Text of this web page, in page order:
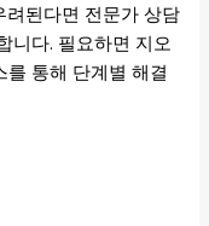
려된다면 전문가 상담
니다. 필요하면 지오
통해 단계별 해결